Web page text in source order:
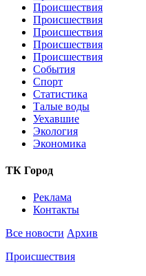
Происшествия
Происшествия
Происшествия
Происшествия
Происшествия
События
Спорт
Статистика
Талые воды
Уехавшие
Экология
Экономика
ТК Город
Реклама
Контакты
Все новости Архив
Происшествия